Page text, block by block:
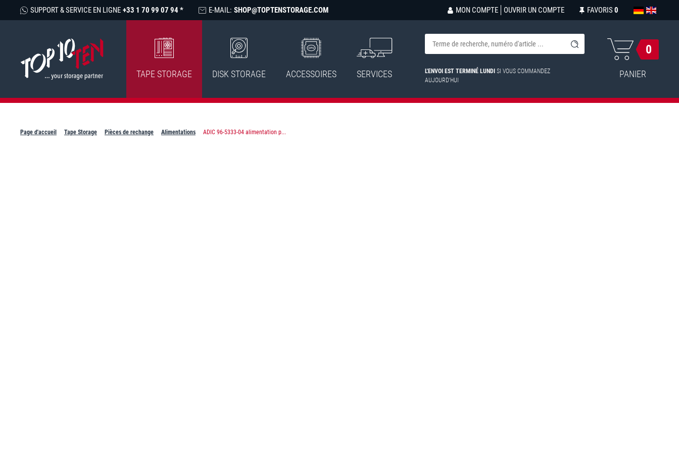
SUPPORT & SERVICE EN LIGNE +33 1 70 99 07 94 * E-MAIL: SHOP@TOPTENSTORAGE.COM MON COMPTE OUVRIR UN COMPTE FAVORIS 0
TAPE STORAGE DISK STORAGE ACCESSOIRES SERVICES L'ENVOI EST TERMINÉ LUNDI SI VOUS COMMANDEZ
AUJOURD'HUI
0
PANIER
Page d'accueil Tape Storage Pièces de rechange Alimentations ADIC 96-5333-04 alimentation p...